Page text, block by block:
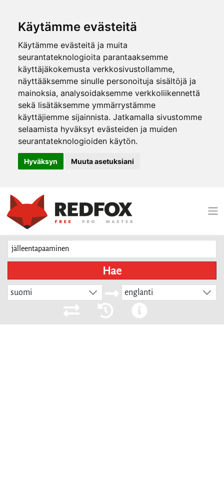
Käytämme evästeitä
Käytämme evästeitä ja muita
seurantateknologioita parantaaksemme
käyttäjäkokemusta verkkosivustollamme,
näyttääksemme sinulle personoituja sisältöjä ja
mainoksia, analysoidaksemme verkkoliikennettä
sekä lisätäksemme ymmärrystämme
käyttäjiemme sijainnista. Jatkamalla sivustomme
selaamista hyväksyt evästeiden ja muiden
seurantateknologioiden käytön.
Hyväksyn Muuta asetuksiani
Hae
suomi englanti